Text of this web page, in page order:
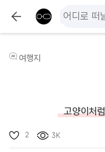
여행지
고양이처
2 3K